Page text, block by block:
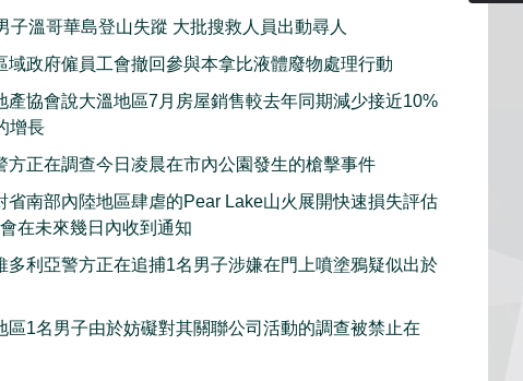
子溫哥華島登山失蹤 大批搜救人員出動尋人
域政府僱員工會撤回參與本拿比液體廢物處理行動
產協會說大溫地區7月房屋銷售較去年同期減少接近10%
增長
方正在調查今日凌晨在市內公園發生的槍擊事件
省南部內陸地區肆虐的Pear Lake山火展開快速損失評估
在未來幾日內收到通知
多利亞警方正在追捕1名男子涉嫌在門上噴塗鴉疑似出於
區1名男子由於妨礙對其關聯公司活動的調查被禁止在